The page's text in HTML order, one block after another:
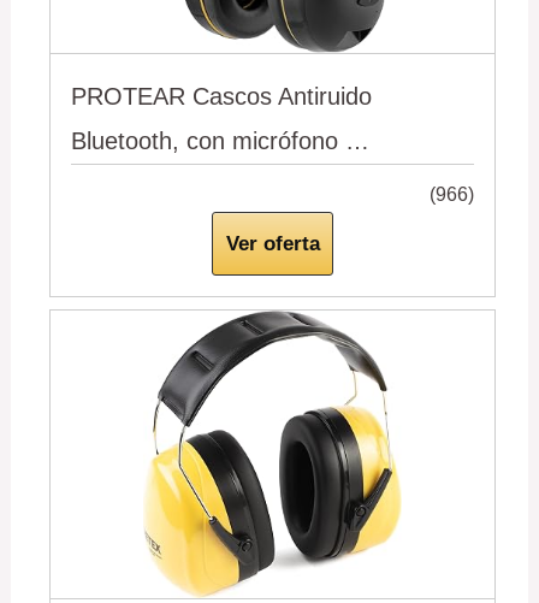
PROTEAR Cascos Antiruido
Bluetooth, con micrófono …
(966)
Ver oferta